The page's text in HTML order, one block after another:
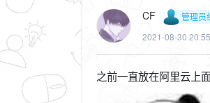
CF
管理员
2021-08-30 20:55
之前一直放在阿里云上